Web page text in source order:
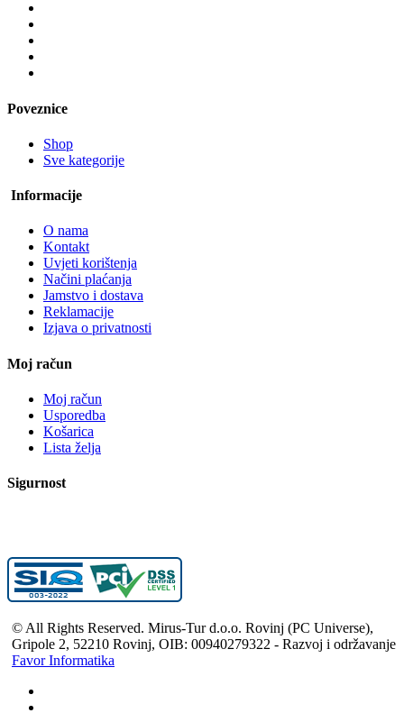
Poveznice
Shop
Sve kategorije
Informacije
O nama
Kontakt
Uvjeti korištenja
Načini plaćanja
Jamstvo i dostava
Reklamacije
Izjava o privatnosti
Moj račun
Moj račun
Usporedba
Košarica
Lista želja
Sigurnost
© All Rights Reserved. Mirus-Tur d.o.o. Rovinj (PC Universe),
Gripole 2, 52210 Rovinj, OIB: 00940279322 - Razvoj i održavanje
Favor Informatika